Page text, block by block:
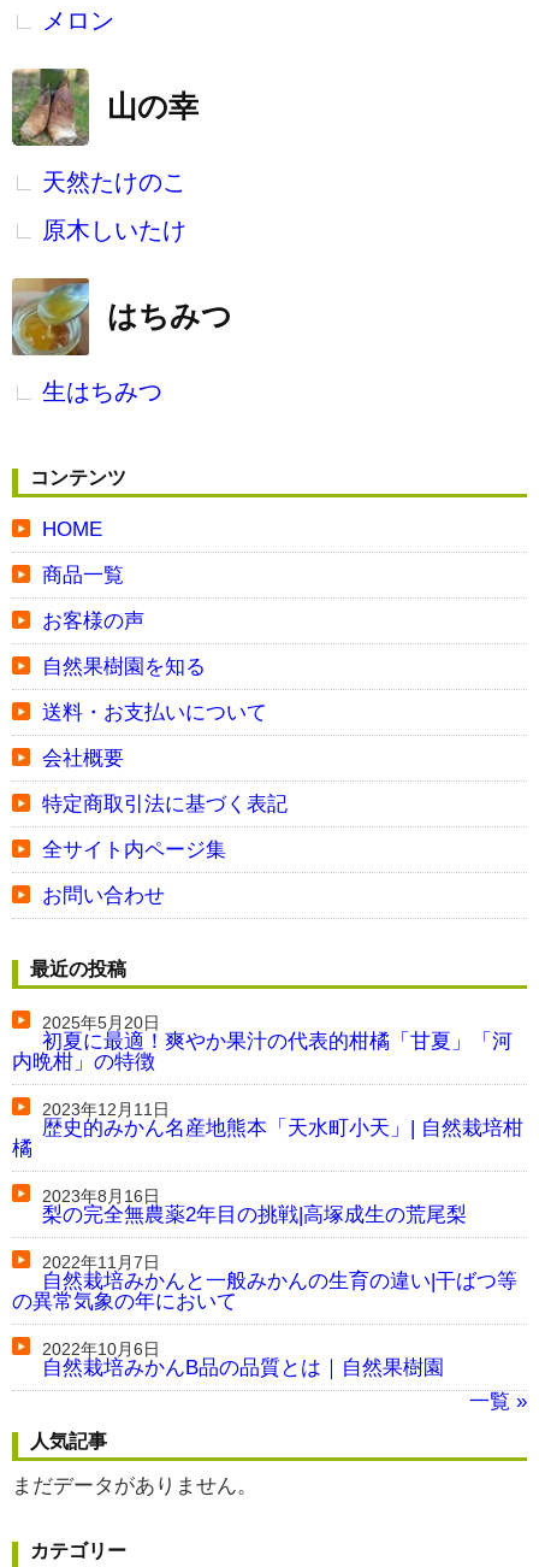
メロン
山の幸
天然たけのこ
原木しいたけ
はちみつ
生はちみつ
コンテンツ
HOME
商品一覧
お客様の声
自然果樹園を知る
送料・お支払いについて
会社概要
特定商取引法に基づく表記
全サイト内ページ集
お問い合わせ
最近の投稿
2025年5月20日
初夏に最適！爽やか果汁の代表的柑橘「甘夏」「河
内晩柑」の特徴
2023年12月11日
歴史的みかん名産地熊本「天水町小天」| 自然栽培柑
橘
2023年8月16日
梨の完全無農薬2年目の挑戦|高塚成生の荒尾梨
2022年11月7日
自然栽培みかんと一般みかんの生育の違い|干ばつ等
の異常気象の年において
2022年10月6日
自然栽培みかんB品の品質とは｜自然果樹園
一覧 »
人気記事
まだデータがありません。
カテゴリー